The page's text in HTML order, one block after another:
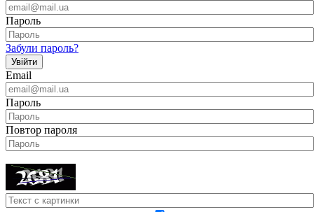
Пароль
Забули пароль?
Увійти
Email
Пароль
Повтор пароля